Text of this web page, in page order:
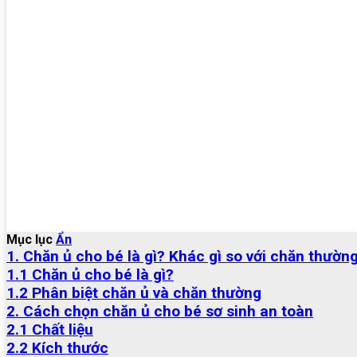
Mục lục Ẩn
1. Chăn ủ cho bé là gì? Khác gì so với chăn
1.1 Chăn ủ cho bé là gì?
1.2 Phân biệt chăn ủ và chăn thường
2. Cách chọn chăn ủ cho bé sơ sinh an toàn
2.1 Chất liệu
2.2 Kích thước